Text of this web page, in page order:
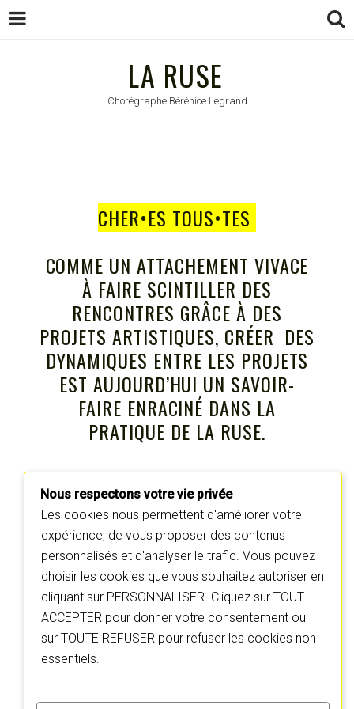
LA RUSE
Chorégraphe Bérénice Legrand
CHER•ES TOUS•TES
COMME UN ATTACHEMENT VIVACE
À FAIRE SCINTILLER DES
RENCONTRES GRÂCE À DES
PROJETS ARTISTIQUES, CRÉER DES
DYNAMIQUES ENTRE LES PROJETS
EST AUJOURD’HUI UN SAVOIR-
FAIRE ENRACINÉ DANS LA
PRATIQUE DE LA RUSE.
ENTREZ PAR LA PORTE DES
CONSTELLATIONS
OU PAR CELLES DESPROJETS
MAIS ENTREZ.
LA RUSE
Nous respectons votre vie privée
Les cookies nous permettent d'améliorer votre
expérience, de vous proposer des contenus
personnalisés et d'analyser le trafic. Vous pouvez
choisir les cookies que vous souhaitez autoriser en
cliquant sur PERSONNALISER. Cliquez sur TOUT
ACCEPTER pour donner votre consentement ou
sur TOUTE REFUSER pour refuser les cookies non
essentiels.